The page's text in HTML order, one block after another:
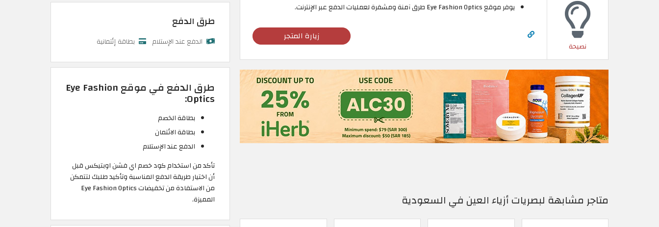
نصيحة
يوفر موقع Eye Fashion Optics طرق آمنة ومشفرة لعمليات الدفع عبر الإنترنت.
زيارة المتجر
متاجر مشابهة لبصريات أزياء العين في السعودية
طرق الدفع
الدفع عند الإستلام بطاقة إئتمانية
طرق الدفع في موقع Eye Fashion
Optics:
بطاقة الخصم
بطاقة الائتمان
الدفع عند الإستلام
تأكد من استخدام كود خصم اي فشن اوبتيكس قبل
أن اختيار طريقة الدفع المناسبة وتأكيد طلبك لتتمكن
من الاستفادة من تخفيضات Eye Fashion Optics
المميزة.